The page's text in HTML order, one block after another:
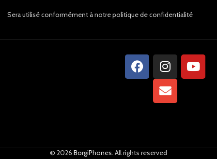
Sera utilisé conformément à notre politique de confidentialité
© 2026 BorgiPhones. All rights reserved